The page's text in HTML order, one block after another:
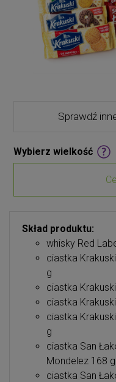
Sprawdź
Wybierz wielkość
Skład produktu:
whisky Red
ciastka
g
ciastka
ciastka
ciastka
g
ciastka San
Mondelez 168 g
ciastka San